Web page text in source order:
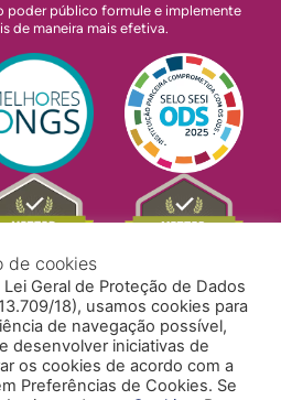
poder público formule e implemente
de maneira mais efetiva.
de cookies
Geral de Proteção de Dados
18), usamos cookies para
de navegação possível,
desenvolver iniciativas de
os cookies de acordo com a
Preferências de Cookies. Se